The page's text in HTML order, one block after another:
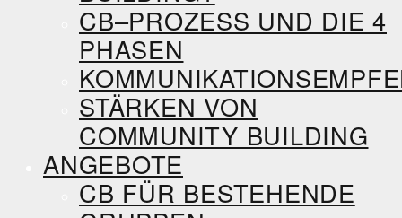
CB–PROZESS UND DIE 4
PHASEN
STÄRKEN VON
COMMUNITY BUILDING
ANGEBOTE
CB FÜR BESTEHENDE